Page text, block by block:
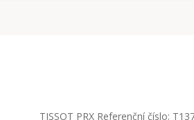
TISSOT PRX Referenční číslo: